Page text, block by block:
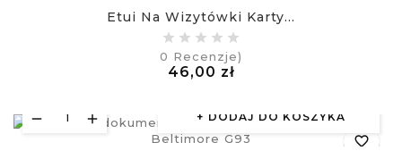
Etui Na Wizytówki Karty...
0 Recenzje)
46,00 złCena
DODAJ DO KOSZYKA
favorite_border